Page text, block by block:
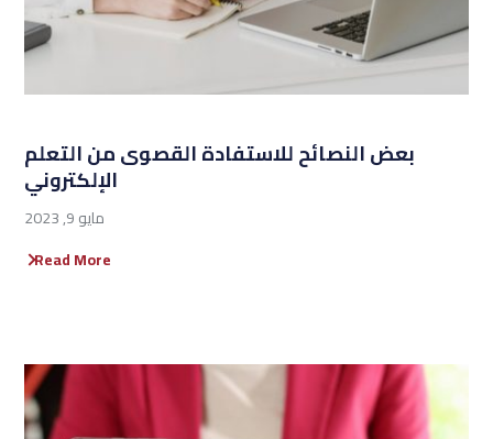
بعض النصائح للاستفادة القصوى من التعلم
الإلكتروني
مايو 9, 2023
Read More